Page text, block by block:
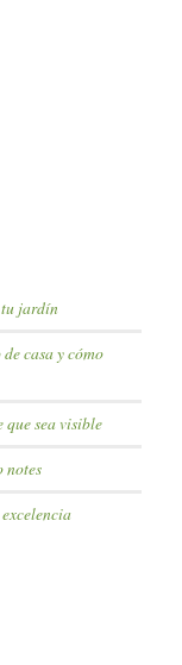
tu jardín
casa y cómo
que sea visible
notes